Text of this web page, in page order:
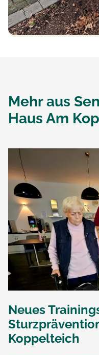
Mehr aus
Haus Am
Neues
Koppelteich